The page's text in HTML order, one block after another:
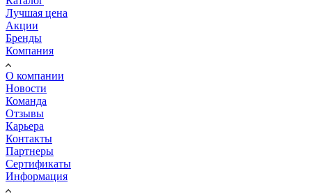
Лучшая цена
Акции
Бренды
Компания
О компании
Новости
Команда
Отзывы
Карьера
Контакты
Партнеры
Сертификаты
Информация